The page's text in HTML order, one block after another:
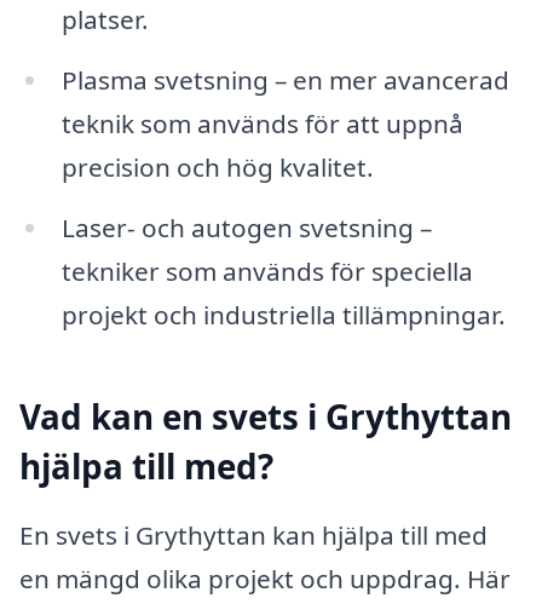
platser.
Plasma svetsning – en mer avancerad
teknik som används för att uppnå
precision och hög kvalitet.
Laser- och autogen svetsning –
tekniker som används för speciella
projekt och industriella tillämpningar.
Vad kan en svets i Grythyttan
hjälpa till med?
En svets i Grythyttan kan hjälpa till med
en mängd olika projekt och uppdrag. Här